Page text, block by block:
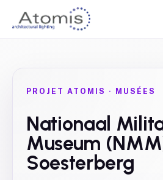
PROJET ATOMIS · MUSÉES
Nationaal
Museum
Soesterberg